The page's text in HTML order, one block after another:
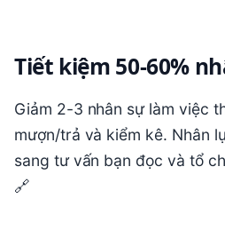
Tiết kiệm 50-60%
Giảm 2-3 nhân sự làm việc
mượn/trả và kiểm kê. Nhân
sang tư vấn bạn đọc và tổ
🔗